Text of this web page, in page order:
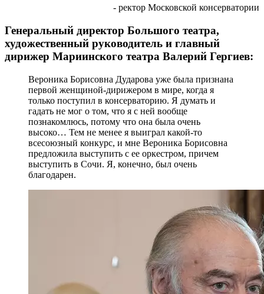
- ректор Московской консерватории
Генеральный директор Большого театра,
художественный руководитель и главный
дирижер Мариинского театра Валерий Гергиев:
Вероника Борисовна Дударова уже была признана
первой женщиной-дирижером в мире, когда я
только поступил в консерваторию. Я думать и
гадать не мог о том, что я с ней вообще
познакомлюсь, потому что она была очень
высоко… Тем не менее я выиграл какой-то
всесоюзный конкурс, и мне Вероника Борисовна
предложила выступить с ее оркестром, причем
выступить в Сочи. Я, конечно, был очень
благодарен.